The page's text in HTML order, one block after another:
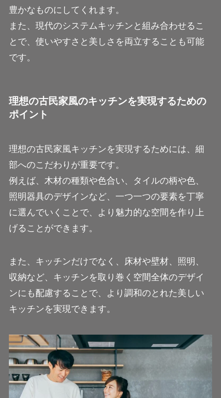
豊かなものにしてくれます。
また、現代のシステムキッチンと組み合わせるこ
とで、使いやすさと美しさを両立することも可能
です。
理想の古民家風のキッチンを実現するための
ポイント
理想の古民家風キッチンを実現するためには、細
部へのこだわりが重要です。
例えば、木材の種類や色合い、タイルの柄や色、
照明器具のデザインなど、一つ一つの要素を丁寧
に選んでいくことで、より魅力的な空間を作り上
げることができます。
また、キッチンだけでなく、床材や壁材、照明、
収納など、キッチンを取り巻く空間全体のデザイ
ンにも配慮することで、より調和のとれた美しい
キッチンを実現できます。